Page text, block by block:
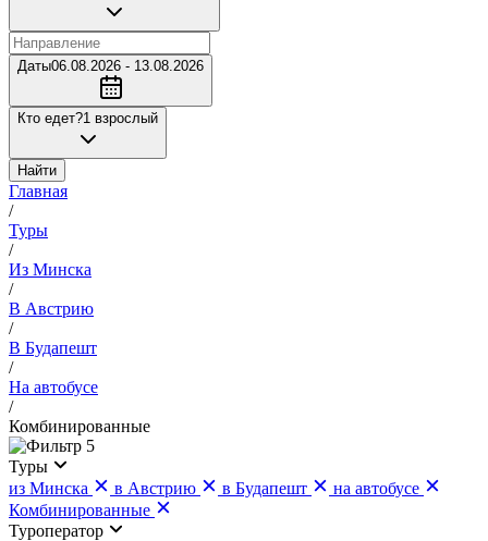
Даты06.08.2026 - 13.08.2026
Кто едет?1 взрослый
Найти
Главная
/
Туры
/
Из Минска
/
В Австрию
/
В Будапешт
/
На автобусе
/
Комбинированные
5
Туры
из Минска
в Австрию в Будапешт
на автобусе
Комбинированные
Туроператор